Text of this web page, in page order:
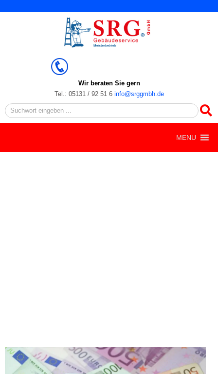
Wir beraten Sie gern
Tel.: 05131 / 92 51 6 info@srggmbh.de
Search
MENU